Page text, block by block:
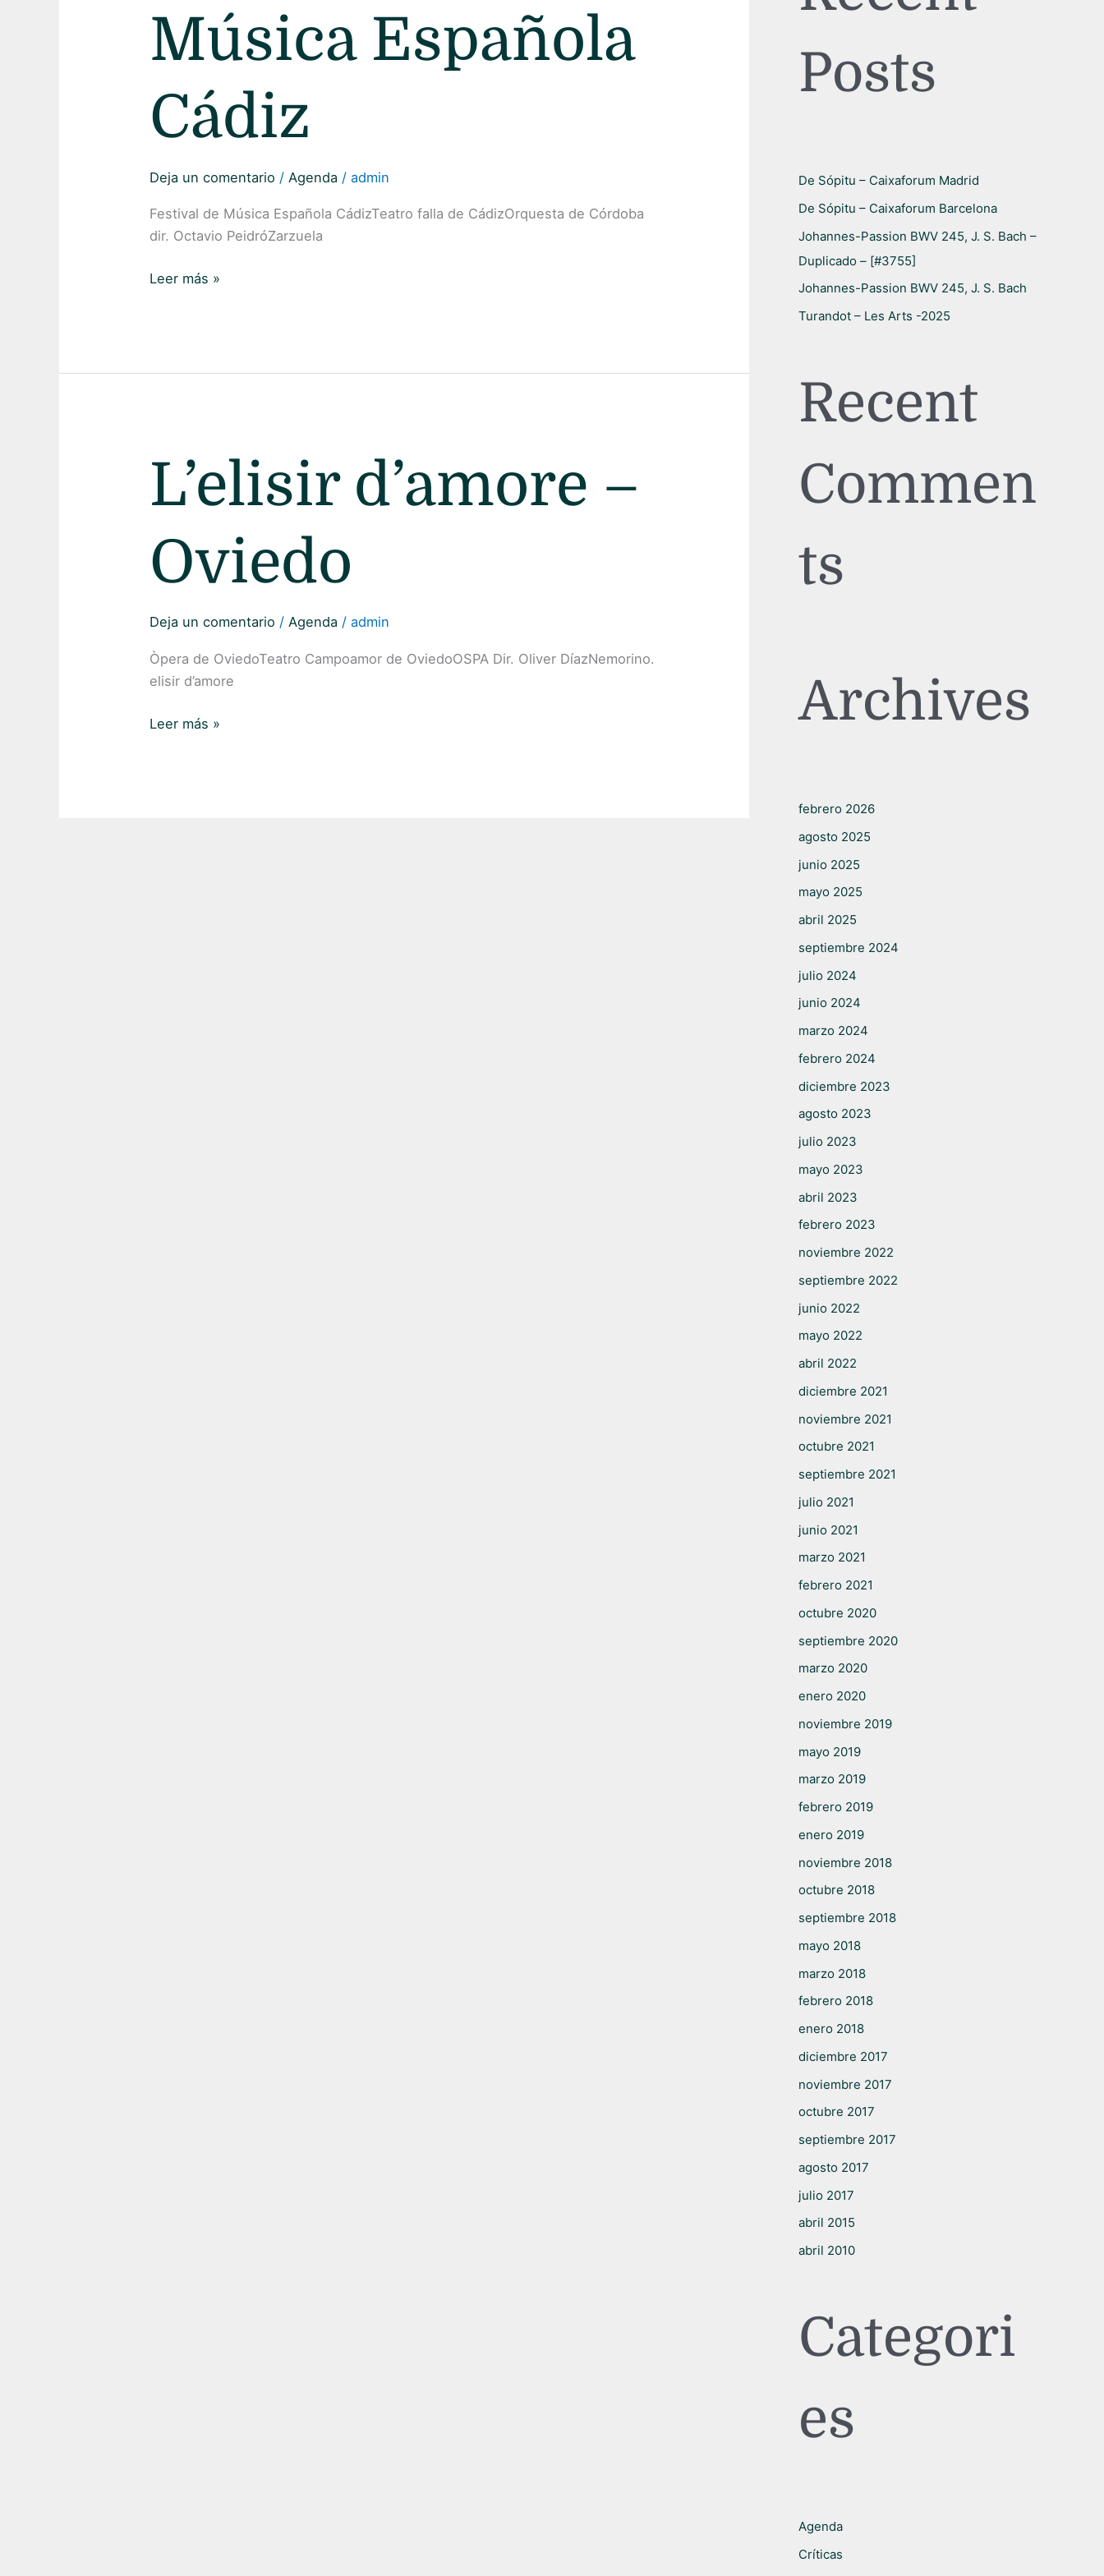
Música Española
Cádiz
Deja un comentario / Agenda /admin
Festival de Música Española CádizTeatro falla de CádizOrquesta de Córdoba
dir. Octavio PeidróZarzuela
Cádiz
Leer más »
L’elisir d’amore –
Oviedo
Deja un comentario /Agenda /admin
Òpera de OviedoTeatro Campoamor de OviedoOSPA Dir. Oliver DíazNemorino.
elisir d’amore
d’amore
–
Leer más »
rPosts
De Sópitu – Caixaforum Madrid
De Sópitu – Caixaforum Barcelona
Johannes-Passion BWV 245, J. S. Bach –
Duplicado – [#3755]
Johannes-Passion BWV 245, J. S. Bach
Turandot – Les Arts -2025
Recent
Commen
ts
Archives
febrero 2026
agosto 2025
junio 2025
mayo 2025
abril 2025
septiembre 2024
julio 2024
junio 2024
marzo 2024
febrero 2024
diciembre 2023
agosto 2023
julio 2023
mayo 2023
abril 2023
febrero 2023
noviembre 2022
septiembre 2022
junio 2022
mayo 2022
abril 2022
diciembre 2021
noviembre 2021
octubre 2021
septiembre 2021
julio 2021
junio 2021
marzo 2021
febrero 2021
octubre 2020
septiembre 2020
marzo 2020
enero 2020
noviembre 2019
mayo 2019
marzo 2019
febrero 2019
enero 2019
noviembre 2018
octubre 2018
septiembre 2018
mayo 2018
marzo 2018
febrero 2018
enero 2018
diciembre 2017
noviembre 2017
octubre 2017
septiembre 2017
agosto 2017
julio 2017
abril 2015
abril 2010
Categori
es
Agenda
Críticas